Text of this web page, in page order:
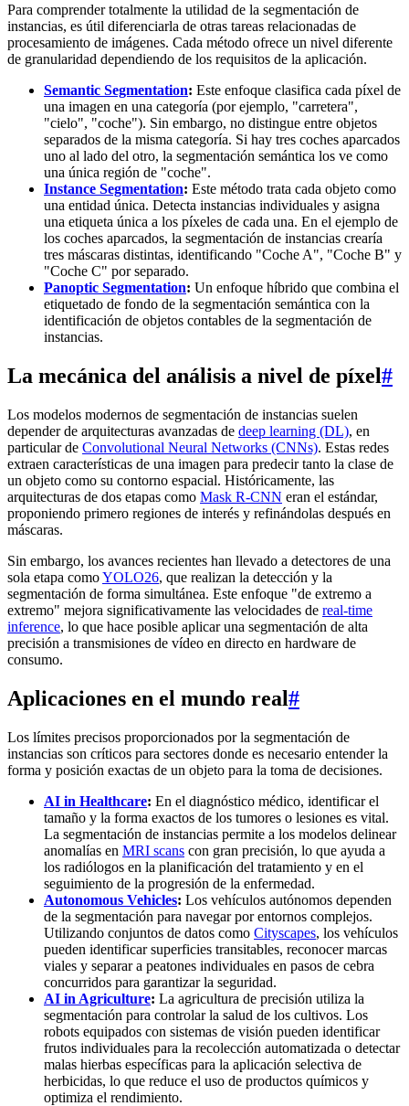
Para comprender totalmente la utilidad de la segmentación de
instancias, es útil diferenciarla de otras tareas relacionadas de
procesamiento de imágenes. Cada método ofrece un nivel diferente
de granularidad dependiendo de los requisitos de la aplicación.
Semantic Segmentation: Este enfoque clasifica cada píxel de
una imagen en una categoría (por ejemplo, "carretera",
"cielo", "coche"). Sin embargo, no distingue entre objetos
separados de la misma categoría. Si hay tres coches aparcados
uno al lado del otro, la segmentación semántica los ve como
una única región de "coche".
Instance Segmentation: Este método trata cada objeto como
una entidad única. Detecta instancias individuales y asigna
una etiqueta única a los píxeles de cada una. En el ejemplo de
los coches aparcados, la segmentación de instancias crearía
tres máscaras distintas, identificando "Coche A", "Coche B" y
"Coche C" por separado.
Panoptic Segmentation: Un enfoque híbrido que combina el
etiquetado de fondo de la segmentación semántica con la
identificación de objetos contables de la segmentación de
instancias.
La mecánica del análisis a nivel de píxel#
Los modelos modernos de segmentación de instancias suelen
depender de arquitecturas avanzadas de deep learning (DL), en
particular de Convolutional Neural Networks (CNNs). Estas redes
extraen características de una imagen para predecir tanto la clase de
un objeto como su contorno espacial. Históricamente, las
arquitecturas de dos etapas como Mask R-CNN eran el estándar,
proponiendo primero regiones de interés y refinándolas después en
máscaras.
Sin embargo, los avances recientes han llevado a detectores de una
sola etapa comoYOLO26, que realizan la detección y la
segmentación de forma simultánea. Este enfoque "de extremo a
extremo" mejora significativamente las velocidades de real-time
inference, lo que hace posible aplicar una segmentación de alta
precisión a transmisiones de vídeo en directo en hardware de
consumo.
Aplicaciones en el mundo real#
Los límites precisos proporcionados por la segmentación de
instancias son críticos para sectores donde es necesario entender la
forma y posición exactas de un objeto para la toma de decisiones.
AI in Healthcare: En el diagnóstico médico, identificar el
tamaño y la forma exactos de los tumores o lesiones es vital.
La segmentación de instancias permite a los modelos delinear
anomalías en MRI scans con gran precisión, lo que ayuda a
los radiólogos en la planificación del tratamiento y en el
seguimiento de la progresión de la enfermedad.
Autonomous Vehicles: Los vehículos autónomos dependen
de la segmentación para navegar por entornos complejos.
Utilizando conjuntos de datos como Cityscapes, los vehículos
pueden identificar superficies transitables, reconocer marcas
viales y separar a peatones individuales en pasos de cebra
concurridos para garantizar la seguridad.
AI in Agriculture: La agricultura de precisión utiliza la
segmentación para controlar la salud de los cultivos. Los
robots equipados con sistemas de visión pueden identificar
frutos individuales para la recolección automatizada o detectar
malas hierbas específicas para la aplicación selectiva de
herbicidas, lo que reduce el uso de productos químicos y
optimiza el rendimiento.